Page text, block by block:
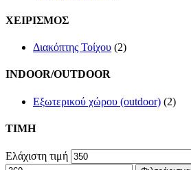
ΧΕΙΡΙΣΜΟΣ
Διακόπτης Τοίχου (2)
INDOOR/OUTDOOR
Εξωτερικού χώρου (outdoor) (2)
TIMH
Ελάχιστη τιμή